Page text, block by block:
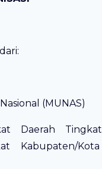
(MUNAS)
Daerah Tingkat
Kabupaten/Kota